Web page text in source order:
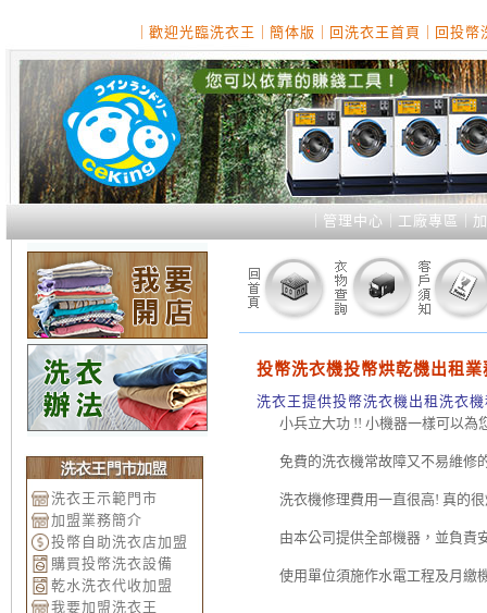
歡迎光臨洗衣王 簡体版 回洗衣王首頁 回投幣
管理中心 工廠專區
洗衣王示範門市
加盟業務簡介
投幣自助洗衣店加盟
購買投幣洗衣設備
乾水洗衣代收加盟
我要加盟洗衣王
投幣洗衣機投幣烘乾機出租
洗衣王提供投幣洗衣機出租洗衣
小兵立大功 !! 小機器一樣可以為
免費的洗衣機常故障又不易維修
洗衣機修理費用一直很高! 真的
由本公司提供全部機器，並負責
使用單位須施作水電工程及月繳